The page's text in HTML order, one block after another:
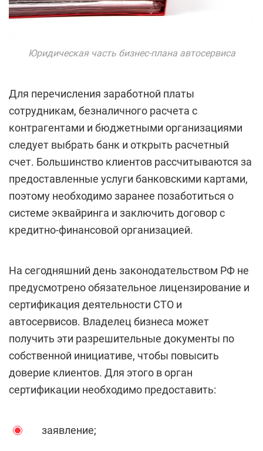
Юридическая часть бизнес-плана автосервиса
Для перечисления заработной платы
сотрудникам, безналичного расчета с
контрагентами и бюджетными организациями
следует выбрать банк и открыть расчетный
счет. Большинство клиентов рассчитываются за
предоставленные услуги банковскими картами,
поэтому необходимо заранее позаботиться о
системе эквайринга и заключить договор с
кредитно-финансовой организацией.
На сегодняшний день законодательством РФ не
предусмотрено обязательное лицензирование и
сертификация деятельности СТО и
автосервисов. Владелец бизнеса может
получить эти разрешительные документы по
собственной инициативе, чтобы повысить
доверие клиентов. Для этого в орган
сертификации необходимо предоставить:
заявление;